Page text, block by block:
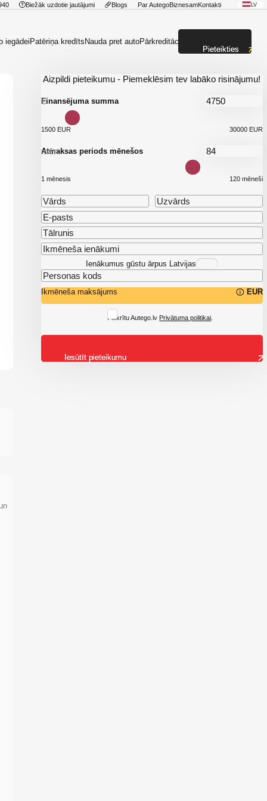
Biežāk uzdotie jautājumi Blogs Par AutegoBiznesamKontakti LV
iegādeiPatēriņa kredītsNauda pret autoPārkreditācija
Aizpildi pieteikumu - Piemeklēsim tev labāko risinājumu!
Finansējuma summa
€
1500 EUR 30000 EUR
Atmaksas periods mēnešos
mēn.
1 mēnesis 120 mēneši
Ienākumus gūstu ārpus Latvijas
Ikmēneša maksājums EUR
Piekrītu Autego.lv Privātuma politikai